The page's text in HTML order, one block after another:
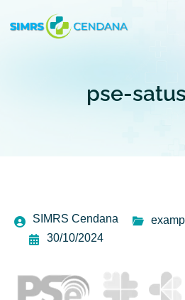
pse-
SIMRS Cendana
30/10/2024